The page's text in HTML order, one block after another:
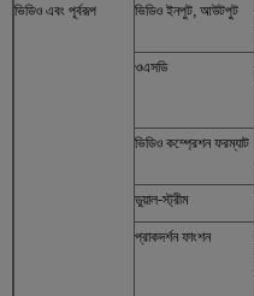
ভিডিও এবং পূর্বরূপ ভিডিও ইনপুট, আউটপুট
ওএসডি
ভিডিও কম্প্রেশন ফরম্যাট
ডুয়াল-স্ট্রীম
প্রাকদর্শন ফাংশন